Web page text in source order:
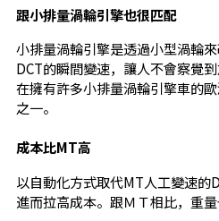
跟小排量渦輪引擎也很匹配
小排量渦輪引擎是透過小型渦輪
DCT的瞬間變速，讓人不會察覺
在擁有許多小排量渦輪引擎車的
之一。
成本比MT高
以自動化方式取代MT人工變速的
進而拉高成本。跟ＭＴ相比，重量